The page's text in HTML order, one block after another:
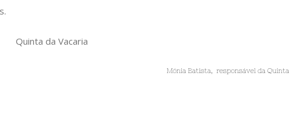
Mónia Batista, responsável da Quinta